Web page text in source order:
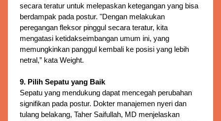
secara teratur untuk melepaskan ketegangan yang bisa
berdampak pada postur. "Dengan melakukan
peregangan fleksor pinggul secara teratur, kita
mengatasi ketidakseimbangan umum ini, yang
memungkinkan panggul kembali ke posisi yang lebih
netral,” kata Weight.
9. Pilih Sepatu yang Baik
Sepatu yang mendukung dapat mencegah perubahan
signifikan pada postur. Dokter manajemen nyeri dan
tulang belakang, Taher Saifullah, MD menjelaskan